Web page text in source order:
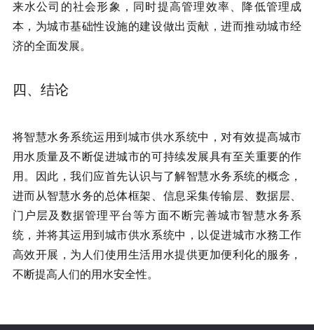
来水公司的社会形象，同时提高管理效率、降低管理成
本，为城市基础性设施的建设做出贡献，进而推动城市经
济的全面发展。
四、结论
将智慧水务系统运用到城市供水系统中，对有效提高城市
用水质量及不断促进城市的可持续发展具有至关重要的作
用。因此，我们应首先认识与了解智慧水务系统的概念，
进而从智慧水务的总体框架、信息采集传输层、数据层、
门户层及数据管理平台等方面不断完善城市智慧水务系
统，并将其运用到城市供水系统中，以促进城市水務工作
高效开展，为人们使用生活用水提供更加便利化的服务，
不断提高人们的用水安全性。